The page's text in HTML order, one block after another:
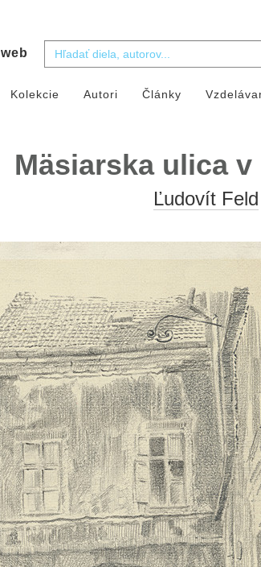
web
Kolekcie Autori Články
Mäsiarska ulica
Ľudovít Feld